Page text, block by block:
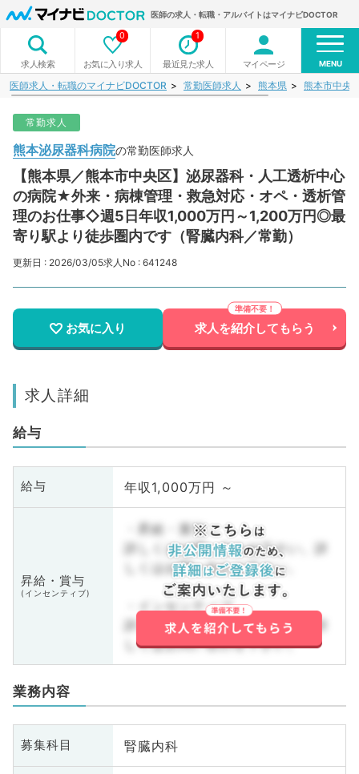
医師の求人・転職・アルバイトはマイナビDOCTOR
求人検索 お気に入り求人
0
最近見た求人
1
マイページ MENU
医師求人・転職のマイナビDOCTOR 常勤医師求人 熊本県 熊本市中央
常勤求人
熊本泌尿器科病院の常勤医師求人
【熊本県／熊本市中央区】泌尿器科・人工透析中心
の病院★外来・病棟管理・救急対応・オペ・透析管
理のお仕事◇週5日年収1,000万円～1,200万円◎最
寄り駅より徒歩圏内です（腎臓内科／常勤）
更新日 : 2026/03/05求人No : 641248
お気に入り 求人を紹介してもらう
求人詳細
給与
給与 年収1,000万円 ～
昇給・賞与
(インセンティブ)
・昇給・賞与
詳しくはお問い合わせ下さい。詳
しくはお問い合わせ下さい。
・インセンティブ
詳しくはお問い合わせ下さい。詳
しくはお問い合わせ下さい。
業務内容
募集科目 腎臓内科